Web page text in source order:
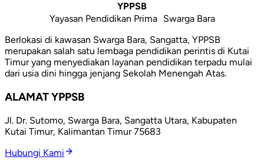
YPPSB
Yayasan Pendidikan Prima Swarga Bara
Berlokasi di kawasan Swarga Bara, Sangatta, YPPSB
merupakan salah satu lembaga pendidikan perintis di Kutai
Timur yang menyediakan layanan pendidikan terpadu mulai
dari usia dini hingga jenjang Sekolah Menengah Atas.
ALAMAT YPPSB
Jl. Dr. Sutomo, Swarga Bara, Sangatta Utara, Kabupaten
Kutai Timur, Kalimantan Timur 75683
Hubungi Kami